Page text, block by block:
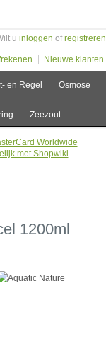
u inloggen ofregistreren
Nieuwe klanten
en Regel Osmose
Zeezout
1200ml